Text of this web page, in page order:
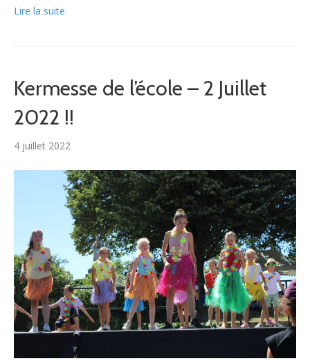
Lire la suite
Kermesse de l’école – 2 Juillet
2022 !!
4 juillet 2022